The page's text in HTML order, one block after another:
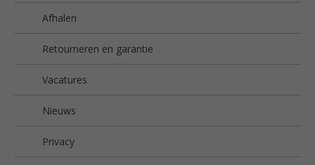
Afhalen
Retourneren en garantie
Vacatures
Nieuws
Privacy